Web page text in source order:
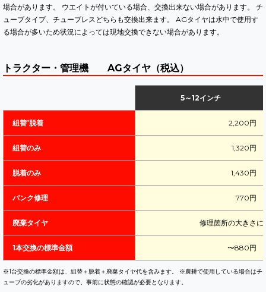
場合があります。 ウエイトが付いている場合、交換出来ない場合があります。 チ
ューブタイプ、チューブレスどちらも交換出来ます。 AGタイヤは水中で使用す
る場合が多いため状況によっては現地交換できない場合があります。
トラクター・管理機 AGタイヤ（税込）
5～12インチ
組替⁺脱着 2,200円
組替のみ 1,320円
脱着のみ 1,430円
パンク修理 770円
廃棄タイヤ 修理箇所の大きさ
1本交換の標準金額 〜880円
※1台交換の標準金額は、組替＋脱着＋廃棄タイヤ代を含みます。 ※農耕で使用している場合はチ
ューブの劣化がありますので、事前に状態の確認が必要となります。